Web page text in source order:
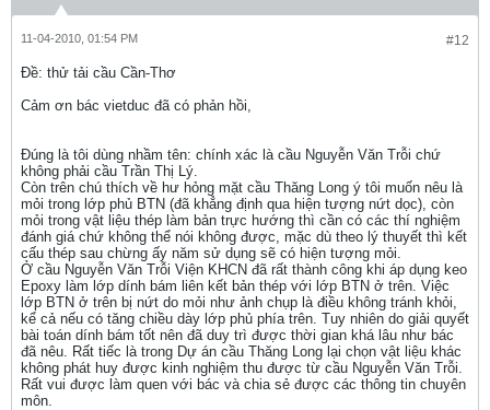
#12
11-04-2010, 01:54 PM
Ðề: thử tải cầu Cần-Thơ
Cảm ơn bác vietduc đã có phản hồi,
Đúng là tôi dùng nhầm tên: chính xác là cầu Nguyễn Văn Trỗi chứ
không phải cầu Trần Thị Lý.
Còn trên chú thích về hư hỏng mặt cầu Thăng Long ý tôi muốn nêu là
mỏi trong lớp phủ BTN (đã khẳng định qua hiện tượng nứt dọc), còn
mỏi trong vật liệu thép làm bản trực hướng thì cần có các thí nghiệm
đánh giá chứ không thể nói không được, mặc dù theo lý thuyết thì kết
cấu thép sau chừng ấy năm sử dụng sẽ có hiện tượng mỏi.
Ở cầu Nguyễn Văn Trỗi Viện KHCN đã rất thành công khi áp dụng keo
Epoxy làm lớp dính bám liên kết bản thép với lớp BTN ở trên. Việc
lớp BTN ở trên bị nứt do mỏi như ảnh chụp là điều không tránh khỏi,
kể cả nếu có tăng chiều dày lớp phủ phía trên. Tuy nhiên do giải quyết
bài toán dính bám tốt nên đã duy trì được thời gian khá lâu như bác
đã nêu. Rất tiếc là trong Dự án cầu Thăng Long lại chọn vật liệu khác
không phát huy được kinh nghiệm thu được từ cầu Nguyễn Văn Trỗi.
Rất vui được làm quen với bác và chia sẻ được các thông tin chuyên
môn.